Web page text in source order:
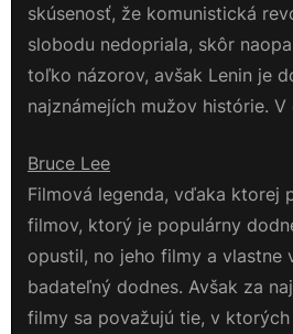
skúsenosť, že komunistická
slobodu nedopriala, skôr
toľko názorov, avšak Lenin je
najznámejích mužov histórie.
Bruce Lee
Filmová legenda, vďaka ktorej
filmov, ktorý je populárny
opustil, no jeho filmy a vlastne
badateľný dodnes. Avšak za
filmy sa považujú tie, v